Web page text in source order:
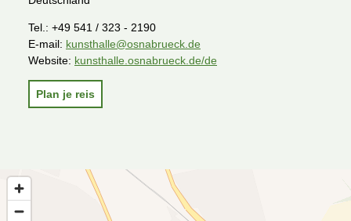
Tel.: +49 541 / 323 - 2190
E-mail: kunsthalle@osnabrueck.de
Website: kunsthalle.osnabrueck.de/de
Plan je reis